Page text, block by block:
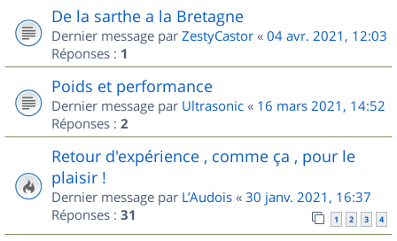
De la sarthe a la Bretagne
Dernier message par ZestyCastor « 04 avr. 2021, 12:03
Réponses : 1
Poids et performance
Dernier message par Ultrasonic « 16 mars 2021, 14:52
Réponses : 2
Retour d'expérience , comme ça , pour le
plaisir !
Dernier message par L’Audois « 30 janv. 2021, 16:37
Réponses : 31 1 2 3 4